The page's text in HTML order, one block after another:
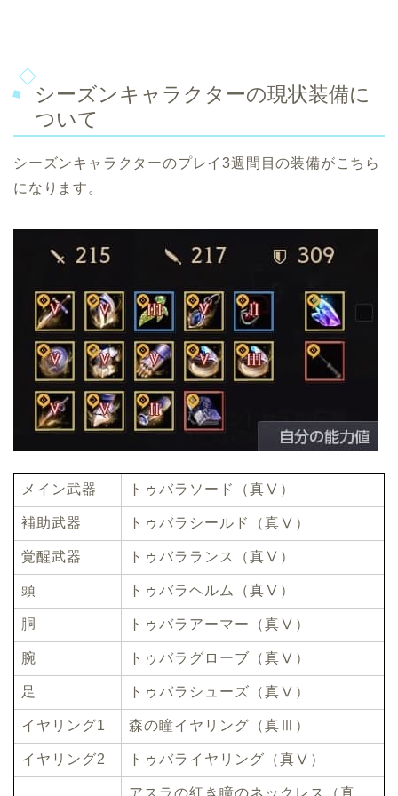
シーズンキャラクターの現状装備に
ついて
シーズンキャラクターのプレイ3週間目の装備がこちら
になります。
メイン武器 トゥバラソード（真Ⅴ）
補助武器 トゥバラシールド（真Ⅴ）
覚醒武器 トゥバラランス（真Ⅴ）
頭 トゥバラヘルム（真Ⅴ）
胴 トゥバラアーマー（真Ⅴ）
腕 トゥバラグローブ（真Ⅴ）
足 トゥバラシューズ（真Ⅴ）
イヤリング1 森の瞳イヤリング（真Ⅲ）
イヤリング2 トゥバライヤリング（真Ⅴ）
アスラの紅き瞳のネックレス（真